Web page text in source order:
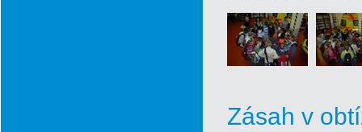
Zásah v